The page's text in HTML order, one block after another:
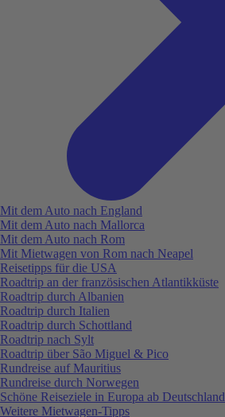
Mit dem Auto nach England
Mit dem Auto nach Mallorca
Mit dem Auto nach Rom
Mit Mietwagen von Rom nach Neapel
Reisetipps für die USA
Roadtrip an der französischen Atlantikküste
Roadtrip durch Albanien
Roadtrip durch Italien
Roadtrip durch Schottland
Roadtrip nach Sylt
Roadtrip über São Miguel & Pico
Rundreise auf Mauritius
Rundreise durch Norwegen
Schöne Reiseziele in Europa ab Deutschland
Weitere Mietwagen-Tipps